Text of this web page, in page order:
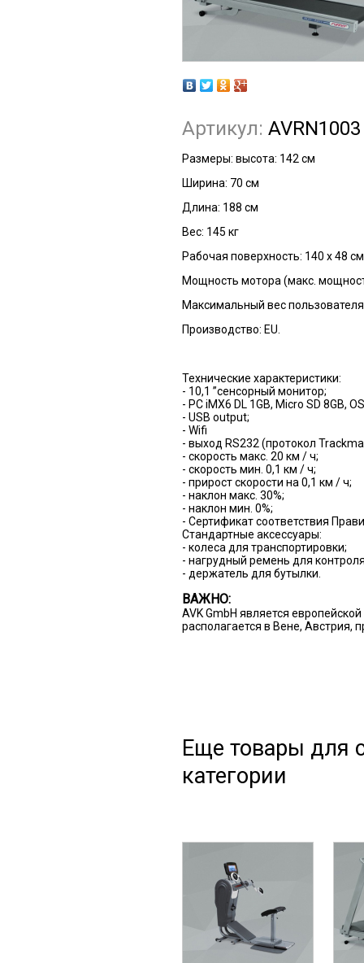
Артикул: AVRN1003
Размеры: высота: 142 см
Ширина: 70 см
Длина: 188 см
Вес: 145 кг
Рабочая поверхность: 140 х 48 см
Мощность мотора (макс.
Максимальный вес пользователя
Производство: EU.
Технические характеристики:
- 10,1 ”сенсорный монитор;
- PC iMX6 DL 1GB, Micro SD 8GB,
- USB output;
- Wifi
- выход RS232 (протокол
- скорость макс. 20 км / ч;
- скорость мин. 0,1 км / ч;
- прирост скорости на 0,1 км / ч;
- наклон макс. 30%;
- наклон мин. 0%;
- Сертификат соответствия
Стандартные аксессуары:
- колеса для транспортировки;
- нагрудный ремень для
- держатель для бутылки.
ВАЖНО:
AVK GmbH является
располагается в Вене, Австрия,
Еще товары для
категории